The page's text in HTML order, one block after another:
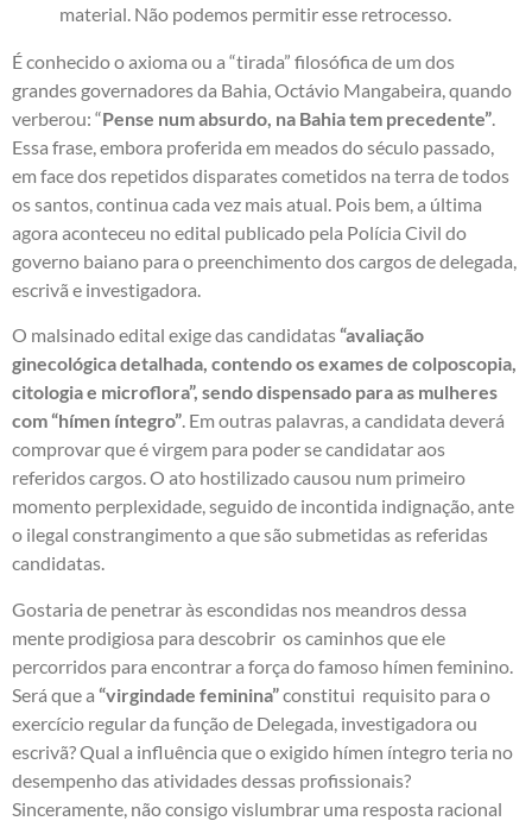
material. Não podemos permitir esse retrocesso.
É conhecido o axioma ou a “tirada” filosófica de um dos
grandes governadores da Bahia, Octávio Mangabeira, quando
verberou: “Pense num absurdo, na Bahia tem precedente”.
Essa frase, embora proferida em meados do século passado,
em face dos repetidos disparates cometidos na terra de todos
os santos, continua cada vez mais atual. Pois bem, a última
agora aconteceu no edital publicado pela Polícia Civil do
governo baiano para o preenchimento dos cargos de delegada,
escrivã e investigadora.
O malsinado edital exige das candidatas“avaliação
ginecológica detalhada, contendo os exames de colposcopia,
citologia e microflora”, sendo dispensado para as mulheres
com “hímen íntegro”. Em outras palavras, a candidata deverá
comprovar que é virgem para poder se candidatar aos
referidos cargos. O ato hostilizado causou num primeiro
momento perplexidade, seguido de incontida indignação, ante
o ilegal constrangimento a que são submetidas as referidas
candidatas.
Gostaria de penetrar às escondidas nos meandros dessa
mente prodigiosa para descobrir os caminhos que ele
percorridos para encontrar a força do famoso hímen feminino.
Será que a “virgindade feminina”constitui requisito para o
exercício regular da função de Delegada, investigadora ou
escrivã? Qual a influência que o exigido hímen íntegro teria no
desempenho das atividades dessas profissionais?
Sinceramente, não consigo vislumbrar uma resposta racional